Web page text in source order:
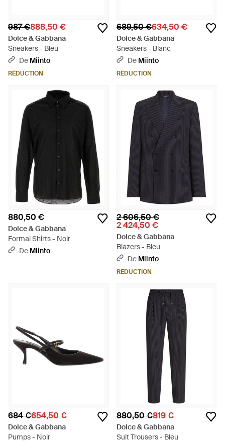
987 €888,50 €
Dolce & Gabbana
Sneakers - Bleu
De Miinto
RÉDUCTION
689,50 €634,50 €
Dolce & Gabbana
Sneakers - Blanc
De Miinto
RÉDUCTION
880,50 €
Dolce & Gabbana
Formal Shirts - Noir
De Miinto
2 606,50 €
2 424,50 €
Dolce & Gabbana
Blazers - Bleu
De Miinto
RÉDUCTION
684 €654,50 €
Dolce & Gabbana
Pumps - Noir
880,50 €819 €
Dolce & Gabbana
Suit Trousers - Bleu